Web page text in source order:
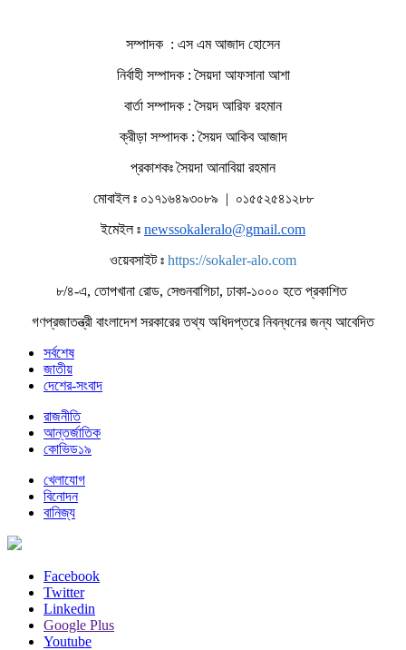
সম্পাদক : এস এম আজাদ হোসেন
নির্বাহী সম্পাদক : সৈয়দা আফসানা আশা
বার্তা সম্পাদক : সৈয়দ আরিফ রহমান
ক্রীড়া সম্পাদক : সৈয়দ আকিব আজাদ
প্রকাশকঃ সৈয়দা আনাবিয়া রহমান
মোবাইল ঃ ০১৭১৬৪৯৩০৮৯ | ০১৫৫২৫৪১২৮৮
ইমেইল ঃ newssokaleralo@gmail.com
ওয়েবসাইট ঃ https://sokaler-alo.com
৮/৪-এ, তোপখানা রোড, সেগুনবাগিচা, ঢাকা-১০০০ হতে প্রকাশিত
গণপ্রজাতন্ত্রী বাংলাদেশ সরকারের তথ্য অধিদপ্তরে নিবন্ধনের জন্য আবেদিত
সর্বশেষ
জাতীয়
দেশের-সংবাদ
রাজনীতি
আন্তর্জাতিক
কোভিড১৯
খেলাযোগ
বিনোদন
বানিজ্য
Facebook
Twitter
Linkedin
Google Plus
Youtube